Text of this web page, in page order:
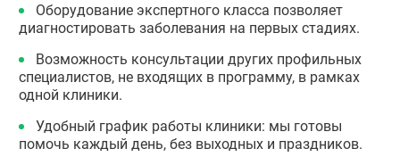
Оборудование экспертного класса позволяет
диагностировать заболевания на первых стадиях.
Возможность консультации других профильных
специалистов, не входящих в программу, в рамках
одной клиники.
Удобный график работы клиники: мы готовы
помочь каждый день, без выходных и праздников.